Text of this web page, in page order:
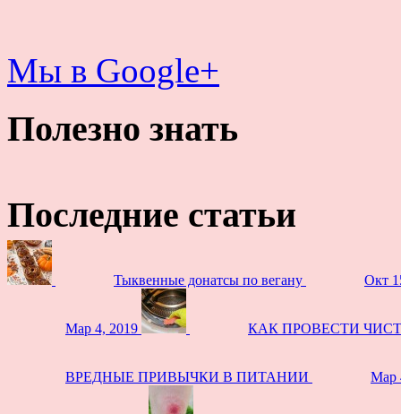
Мы в Google+
Полезно знать
Последние статьи
Тыквенные донатсы по вегану Окт
Мар 4, 2019 КАК ПРОВЕСТИ
ВРЕДНЫЕ ПРИВЫЧКИ В ПИТАНИИ Мар